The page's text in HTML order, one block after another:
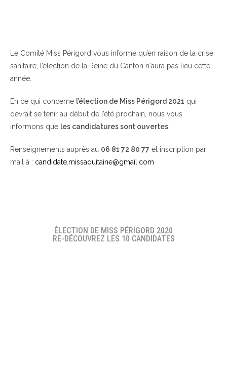
Le Comité Miss Périgord vous informe qu’en raison de la crise
sanitaire, l’élection de la Reine du Canton n‘aura pas lieu cette
année.
En ce qui concerne l’élection de Miss Périgord 2021 qui
devrait se tenir au début de l’été prochain, nous vous
informons que les candidatures sont ouvertes !
Renseignements auprès au 06 81 72 80 77 et inscription par
mail à : candidate.missaquitaine@gmail.com
ÉLECTION DE MISS PÉRIGORD 2020
RE-DÉCOUVREZ LES 10 CANDIDATES